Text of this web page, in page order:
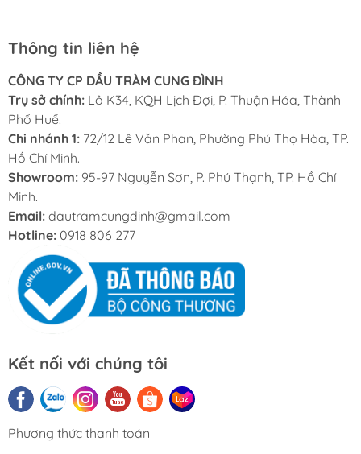
Thông tin liên hệ
CÔNG TY CP DẦU TRÀM CUNG ĐÌNH
Trụ sở chính: Lô K34, KQH Lịch Đợi, P. Thuận Hóa, Thành
Phố Huế.
Chi nhánh 1: 72/12 Lê Văn Phan, Phường Phú Thọ Hòa, TP.
Hồ Chí Minh.
Showroom: 95-97 Nguyễn Sơn, P. Phú Thạnh, TP. Hồ Chí
Minh.
Email: dautramcungdinh@gmail.com
Hotline: 0918 806 277
Kết nối với chúng tôi
Phương thức thanh toán